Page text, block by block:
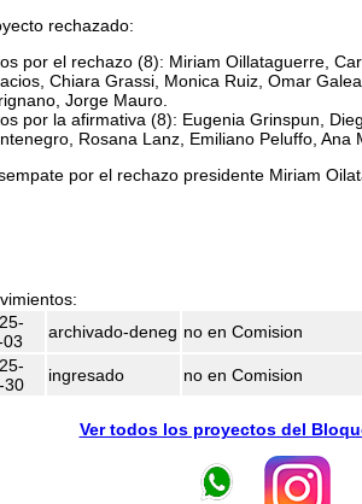
rechazado:
por el rechazo (8): Miriam Oillataguerre,
Chiara Grassi, Monica Ruiz, Omar
Jorge Mauro.
por la afirmativa (8): Eugenia Grinspun,
Rosana Lanz, Emiliano Peluffo, Ana
por el rechazo presidente Miriam
03
archivado-deneg no en Comision
30
ingresado no en Comision
Ver todos los proyectos del